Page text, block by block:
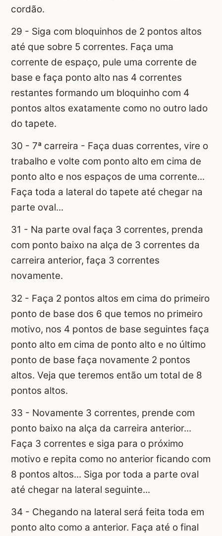
cordão.
29 - Siga com bloquinhos de 2 pontos altos
até que sobre 5 correntes. Faça uma
corrente de espaço, pule uma corrente de
base e faça ponto alto nas 4 correntes
restantes formando um bloquinho com 4
pontos altos exatamente como no outro lado
do tapete.
30 - 7ª carreira - Faça duas correntes, vire o
trabalho e volte com ponto alto em cima de
ponto alto e nos espaços de uma corrente...
Faça toda a lateral do tapete até chegar na
parte oval...
31 - Na parte oval faça 3 correntes, prenda
com ponto baixo na alça de 3 correntes da
carreira anterior, faça 3 correntes
novamente.
32 - Faça 2 pontos altos em cima do primeiro
ponto de base dos 6 que temos no primeiro
motivo, nos 4 pontos de base seguintes faça
ponto alto em cima de ponto alto e no último
ponto de base faça novamente 2 pontos
altos. Veja que teremos então um total de 8
pontos altos.
33 - Novamente 3 correntes, prende com
ponto baixo na alça da carreira anterior...
Faça 3 correntes e siga para o próximo
motivo e repita como no anterior ficando com
8 pontos altos... Siga por toda a parte oval
até chegar na lateral seguinte...
34 - Chegando na lateral será feita toda em
ponto alto como a anterior. Faça até o final